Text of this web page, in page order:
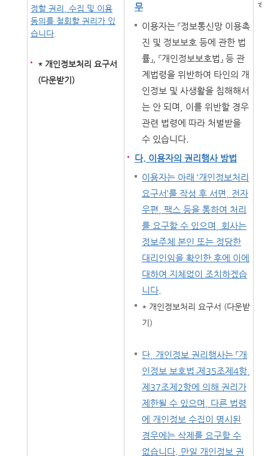
정할 권리, 수집 및 이용
동의를 철회할 권리가 있
습니다.
* 개인정보처리 요구서
(다운받기)
무
이용자는 『정보통신망 이용촉
진 및 정보보호 등에 관한 법
률』, 『개인정보보호법』 등 관
계법령을 위반하여 타인의 개
인정보 및 사생활을 침해해서
는 안 되며, 이를 위반할 경우
관련 법령에 따라 처벌받을
수 있습니다.
다. 이용자의 권리행사 방법
이용자는 아래 ‘개인정보처리
요구서’를 작성 후 서면, 전자
우편, 팩스 등을 통하여 처리
를 요구할 수 있으며, 회사는
정보주체 본인 또는 정당한
대리인임을 확인한 후에 이에
대하여 지체없이 조치하겠습
니다.
* 개인정보처리 요구서 (다운받
기)
단, 개인정보 권리행사는 「개
인정보 보호법」제35조제4항,
제37조제2항에 의해 권리가
제한될 수 있으며, 다른 법령
에 개인정보 수집이 명시된
경우에는 삭제를 요구할 수
없습니다. 만일 개인정보 권
공